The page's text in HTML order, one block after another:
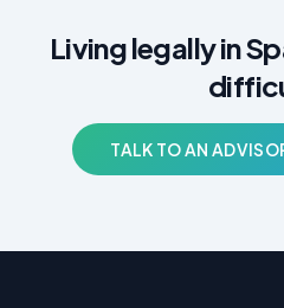
Living legally in
TALK TO AN